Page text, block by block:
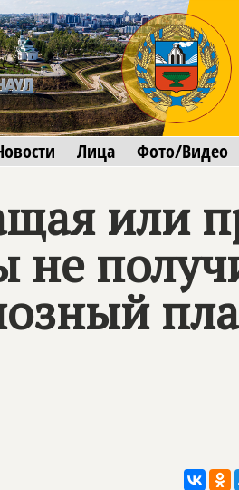
Лица Фото/Видео
или
не